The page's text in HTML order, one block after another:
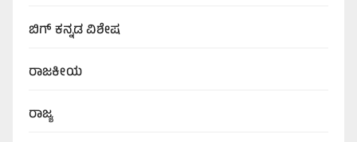
ಬಿಗ್‌ ಕನ್ನಡ ವಿಶೇಷ
ರಾಜಕೀಯ
ರಾಜ್ಯ